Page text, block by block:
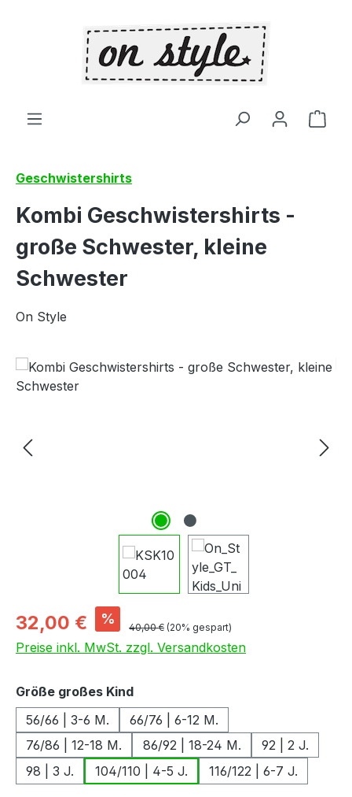
Geschwistershirts
Kombi Geschwistershirts -
große Schwester, kleine
Schwester
On Style
Bildergalerie überspringen
Verkaufspreis:
32,00 € % Regulärer Preis:
40,00 € (20% gespart)
Preise inkl. MwSt. zzgl. Versandkosten
Größe großes Kindauswählen
56/66 | 3-6 M.
66/76 | 6-12 M.
76/86 | 12-18 M.
86/92 | 18-24 M.
92 | 2 J.
98 | 3 J.
104/110 | 4-5 J. 116/122 | 6-7 J.